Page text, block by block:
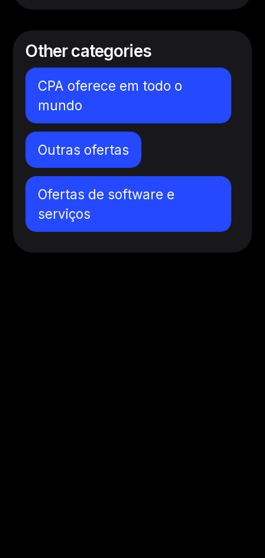
Other categories
CPA oferece em todo o
mundo
Outras ofertas
Ofertas de software e
serviços